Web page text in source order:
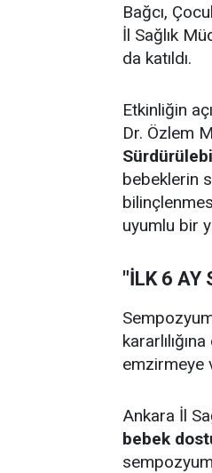
Bağcı,
İl Sağlık
da katıldı.
Etkinliğin
Dr. Özlem
bebeklerin
uyumlu bir
"İLK 6 AY
emzirmeye
Ankara İl
bebek